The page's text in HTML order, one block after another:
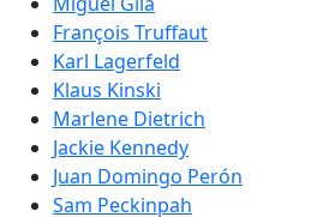
François Truffaut
Karl Lagerfeld
Klaus Kinski
Marlene Dietrich
Jackie Kennedy
Juan Domingo Perón
Sam Peckinpah